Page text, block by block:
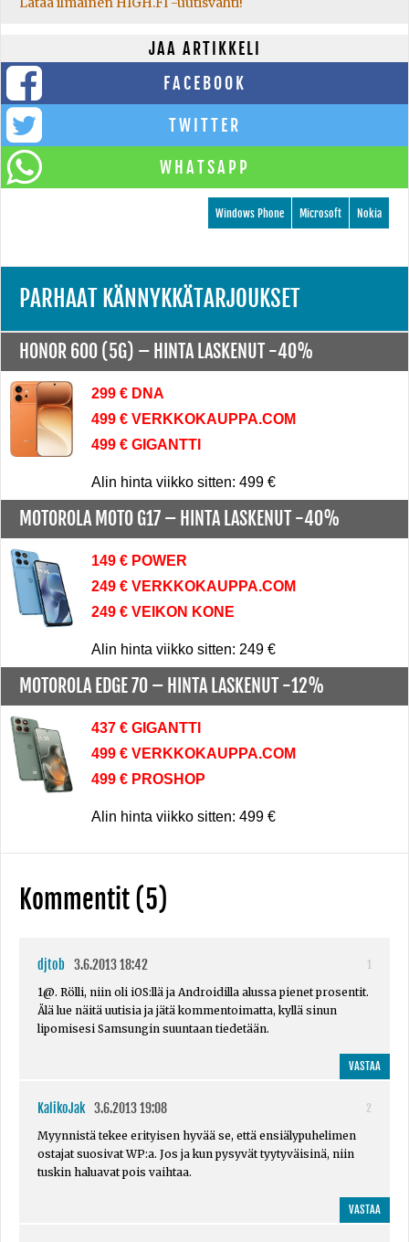
JAA ARTIKKELI
FACEBOOK
TWITTER
WHATSAPP
Nokia
Microsoft
Windows Phone
PARHAAT KÄNNYKKÄTARJOUKSET
HONOR 600 (5G) – HINTA LASKENUT -40%
299 € DNA
499 € VERKKOKAUPPA.COM
499 € GIGANTTI
Alin hinta viikko sitten: 499 €
MOTOROLA MOTO G17 – HINTA LASKENUT -40%
149 € POWER
249 € VERKKOKAUPPA.COM
249 € VEIKON KONE
Alin hinta viikko sitten: 249 €
MOTOROLA EDGE 70 – HINTA LASKENUT -12%
437 € GIGANTTI
499 € VERKKOKAUPPA.COM
499 € PROSHOP
Alin hinta viikko sitten: 499 €
Kommentit (5)
djtob 3.6.2013 18:42
1
1@. Rölli, niin oli iOS:llä ja Androidilla alussa pienet prosentit.
Älä lue näitä uutisia ja jätä kommentoimatta, kyllä sinun
lipomisesi Samsungin suuntaan tiedetään.
VASTAA
KalikoJak 3.6.2013 19:08
2
Myynnistä tekee erityisen hyvää se, että ensiälypuhelimen
ostajat suosivat WP:a. Jos ja kun pysyvät tyytyväisinä, niin
tuskin haluavat pois vaihtaa.
VASTAA